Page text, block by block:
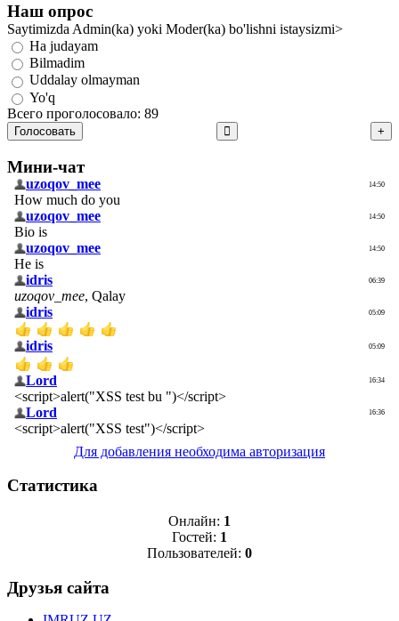
Наш опрос
Saytimizda Admin(ka) yoki Moder(ka) bo'lishni istaysizmi>
Ha judayam
Bilmadim
Uddalay olmayman
Yo'q
Всего проголосовало: 89
Голосовать
Мини-чат
Для добавления необходима авторизация
Статистика
Онлайн: 1
Гостей: 1
Пользователей: 0
Друзья сайта